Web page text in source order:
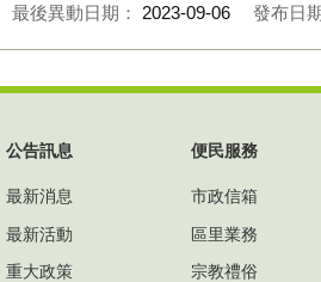
最後異動日期： 2023-09-06 發布日
公告訊息
最新消息
最新活動
重大政策
便民服務
市政信箱
區里業務
宗教禮俗